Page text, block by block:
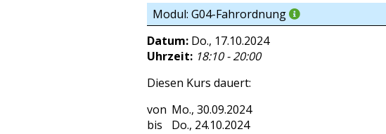
Modul: G04-Fahrordnung
Datum: Do., 17.10.2024
Uhrzeit: 18:10 - 20:00
Diesen Kurs dauert:
Mo., 30.09.2024
Do., 24.10.2024